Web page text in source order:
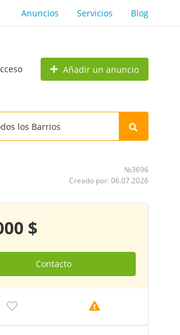
Anuncios Servicios Blog
Añadir un anuncio
№3696
Creado por: 06.07.2026
$
Contacto